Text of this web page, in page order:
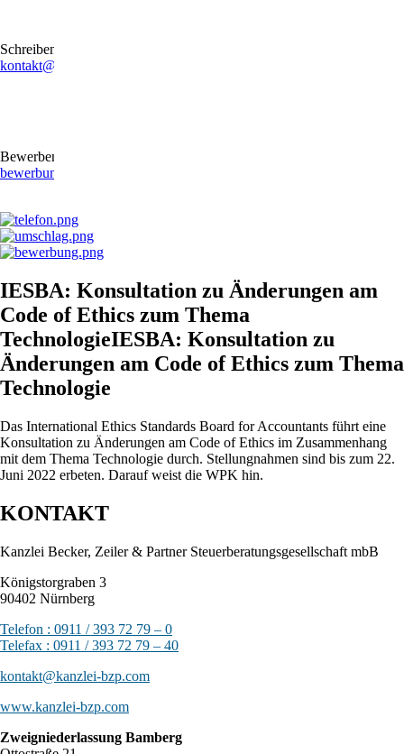
Schreiben Sie uns gerne eine E-Mail
kontakt@stb-becker-zeiler.de
Bewerben Sie sich online oder per E-Mail
bewerbung@stb-becker-zeiler.de
IESBA: Konsultation zu Änderungen am
Code of Ethics zum Thema
TechnologieIESBA: Konsultation zu
Änderungen am Code of Ethics zum Thema
Technologie
Das International Ethics Standards Board for Accountants führt eine
Konsultation zu Änderungen am Code of Ethics im Zusammenhang
mit dem Thema Technologie durch. Stellungnahmen sind bis zum 22.
Juni 2022 erbeten. Darauf weist die WPK hin.
KONTAKT
Kanzlei Becker, Zeiler & Partner Steuerberatungsgesellschaft mbB
Königstorgraben 3
90402 Nürnberg
Telefon : 0911 / 393 72 79 – 0
Telefax : 0911 / 393 72 79 – 40
kontakt@kanzlei-bzp.com
www.kanzlei-bzp.com
Zweigniederlassung Bamberg